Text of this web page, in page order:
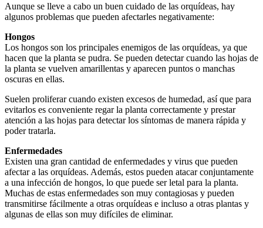
Aunque se lleve a cabo un buen cuidado de las orquídeas, hay
algunos problemas que pueden afectarles negativamente:
Hongos
Los hongos son los principales enemigos de las orquídeas, ya que
hacen que la planta se pudra. Se pueden detectar cuando las hojas de
la planta se vuelven amarillentas y aparecen puntos o manchas
oscuras en ellas.
Suelen proliferar cuando existen excesos de humedad, así que para
evitarlos es conveniente regar la planta correctamente y prestar
atención a las hojas para detectar los síntomas de manera rápida y
poder tratarla.
Enfermedades
Existen una gran cantidad de enfermedades y virus que pueden
afectar a las orquídeas. Además, estos pueden atacar conjuntamente
a una infección de hongos, lo que puede ser letal para la planta.
Muchas de estas enfermedades son muy contagiosas y pueden
transmitirse fácilmente a otras orquídeas e incluso a otras plantas y
algunas de ellas son muy difíciles de eliminar.